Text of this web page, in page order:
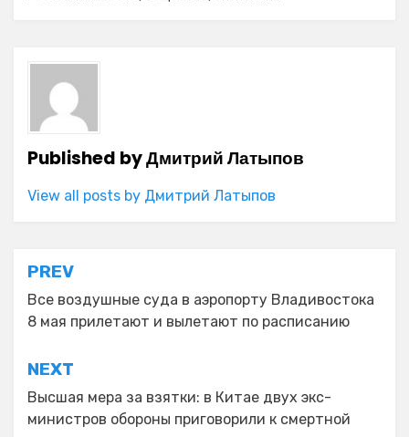
Published byДмитрий Латыпов
View all posts by Дмитрий Латыпов
Навигация
по
записям
PREV
Все воздушные суда в аэропорту Владивостока
8 мая прилетают и вылетают по расписанию
NEXT
Высшая мера за взятки: в Китае двух экс-
министров обороны приговорили к смертной